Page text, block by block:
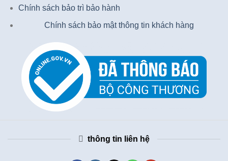
Chính sách bảo trì bảo hành
Chính sách bảo mật thông tin khách hàng
thông tin liên hệ